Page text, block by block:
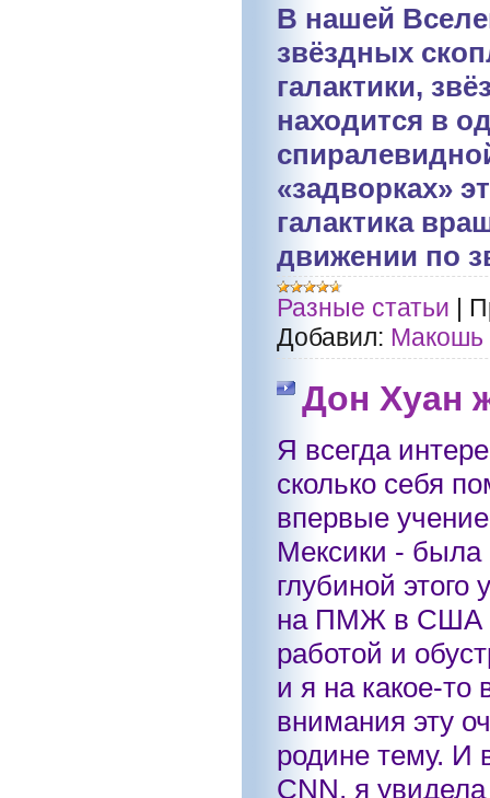
В нашей
звёздных
галактики,
находится в
«задворках»
галактика
движении по
Разные статьи |
Добавил: Макошь
Дон Хуан
Я всегда
сколько себя
впервые
Мексики - была
глубиной
на ПМЖ в США
работой и
и я на какое-то
внимания эту
родине тему. И
CNN, я